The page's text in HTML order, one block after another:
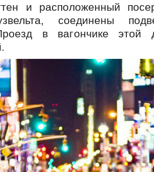
и расположенный
соединены
в вагончике этой